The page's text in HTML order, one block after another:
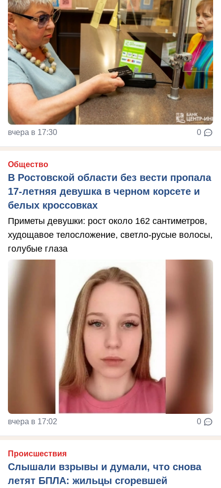
вчера в 17:30 0
Общество
В Ростовской области без вести пропала
17-летняя девушка в черном корсете и
белых кроссовках
Приметы девушки: рост около 162 сантиметров,
худощавое телосложение, светло-русые волосы,
голубые глаза
вчера в 17:02 0
Происшествия
Слышали взрывы и думали, что снова
летят БПЛА: жильцы сгоревшей